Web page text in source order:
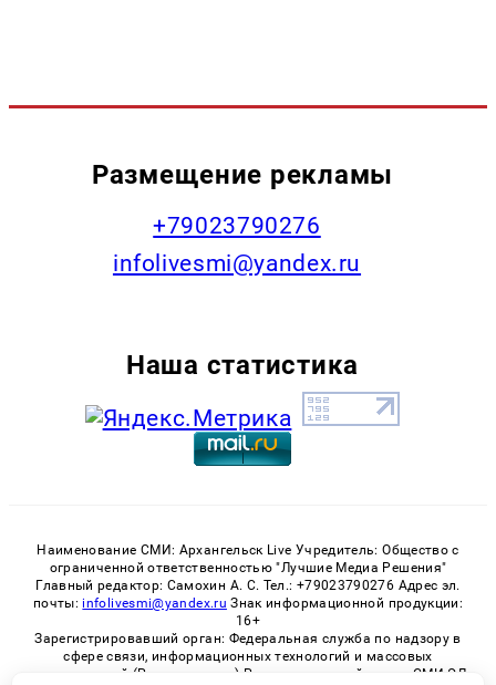
Размещение рекламы
+79023790276
infolivesmi@yandex.ru
Наша статистика
Наименование СМИ: Архангельск Live Учредитель: Общество с
ограниченной ответственностью "Лучшие Медиа Решения"
Главный редактор: Самохин А. С. Тел.: +79023790276 Адрес эл.
почты: infolivesmi@yandex.ru Знак информационной продукции:
16+
Зарегистрировавший орган: Федеральная служба по надзору в
сфере связи, информационных технологий и массовых
коммуникаций (Роскомнадзор) Регистрационный номер СМИ ЭЛ